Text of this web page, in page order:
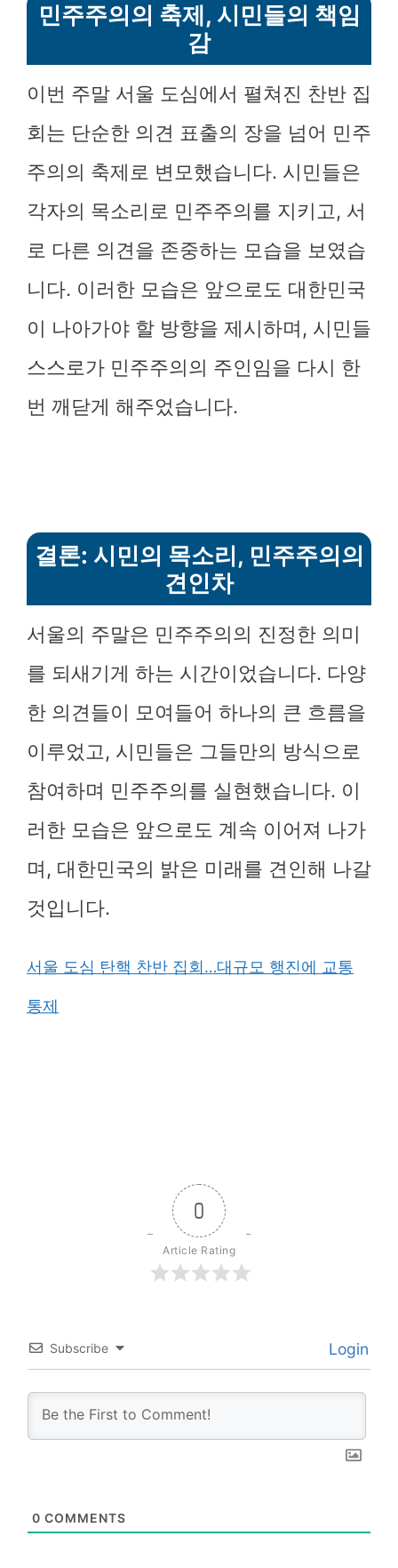
민주주의의 축제, 시민들의 책임
감
이번 주말 서울 도심에서 펼쳐진 찬반 집
회는 단순한 의견 표출의 장을 넘어 민주
주의의 축제로 변모했습니다. 시민들은
각자의 목소리로 민주주의를 지키고, 서
로 다른 의견을 존중하는 모습을 보였습
니다. 이러한 모습은 앞으로도 대한민국
이 나아가야 할 방향을 제시하며, 시민들
스스로가 민주주의의 주인임을 다시 한
번 깨닫게 해주었습니다.
결론: 시민의 목소리, 민주주의의
견인차
서울의 주말은 민주주의의 진정한 의미
를 되새기게 하는 시간이었습니다. 다양
한 의견들이 모여들어 하나의 큰 흐름을
이루었고, 시민들은 그들만의 방식으로
참여하며 민주주의를 실현했습니다. 이
러한 모습은 앞으로도 계속 이어져 나가
며, 대한민국의 밝은 미래를 견인해 나갈
것입니다.
서울 도심 탄핵 찬반 집회…대규모 행진에 교통
통제
0
Article Rating
Subscribe Login
0 COMMENTS